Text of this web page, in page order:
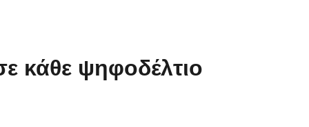
κάθε ψηφοδέλτιο